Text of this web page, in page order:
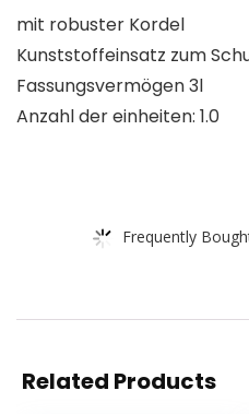
mit robuster Kordel
Kunststoffeinsatz zum
Fassungsvermögen 3l
Anzahl der einheiten: 1.0
Frequently
Related Products